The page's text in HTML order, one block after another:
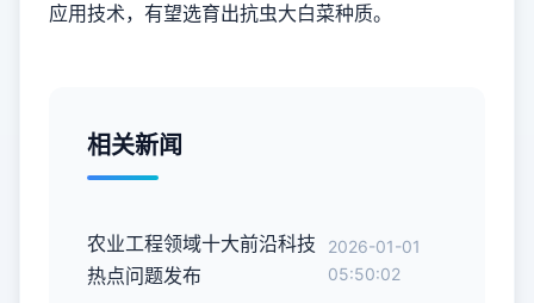
应用技术，有望选育出抗虫大白菜种质。
相关新闻
农业工程领域十大前沿科技
热点问题发布
2026-01-01
05:50:02